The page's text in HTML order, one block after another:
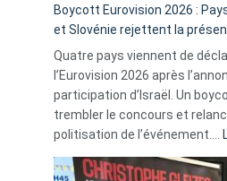
Boycott Eurovision 2026 :
et Slovénie rejettent la
Quatre pays viennent de
l’Eurovision 2026 après
participation d’Israël. Un
trembler le concours et
politisation de l’événement.…